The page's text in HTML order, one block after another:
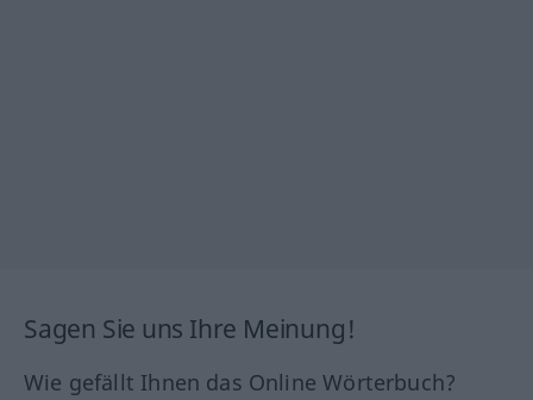
Sagen Sie uns Ihre Meinung!
Wie gefällt Ihnen das Online Wörterbuch?